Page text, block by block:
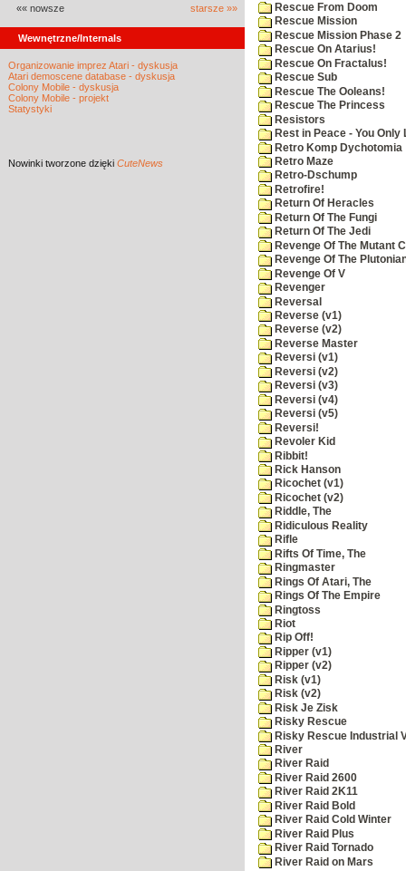
«« nowsze starsze »»
Wewnętrzne/Internals
Organizowanie imprez Atari - dyskusja
Atari demoscene database - dyskusja
Colony Mobile - dyskusja
Colony Mobile - projekt
Statystyki
Nowinki tworzone dzięki CuteNews
Rescue From Doom
Rescue Mission
Rescue Mission Phase 2
Rescue On Atarius!
Rescue On Fractalus!
Rescue Sub
Rescue The Ooleans!
Rescue The Princess
Resistors
Rest in Peace - You Only
Retro Komp Dychotomia
Retro Maze
Retro-Dschump
Retrofire!
Return Of Heracles
Return Of The Fungi
Return Of The Jedi
Revenge Of The Mutant
Revenge Of The
Revenge Of V
Revenger
Reversal
Reverse (v1)
Reverse (v2)
Reverse Master
Reversi (v1)
Reversi (v2)
Reversi (v3)
Reversi (v4)
Reversi (v5)
Reversi!
Revoler Kid
Ribbit!
Rick Hanson
Ricochet (v1)
Ricochet (v2)
Riddle, The
Ridiculous Reality
Rifle
Rifts Of Time, The
Ringmaster
Rings Of Atari, The
Rings Of The Empire
Ringtoss
Riot
Rip Off!
Ripper (v1)
Ripper (v2)
Risk (v1)
Risk (v2)
Risk Je Zisk
Risky Rescue
Risky Rescue Industrial
River
River Raid
River Raid 2600
River Raid 2K11
River Raid Bold
River Raid Cold Winter
River Raid Plus
River Raid Tornado
River Raid on Mars